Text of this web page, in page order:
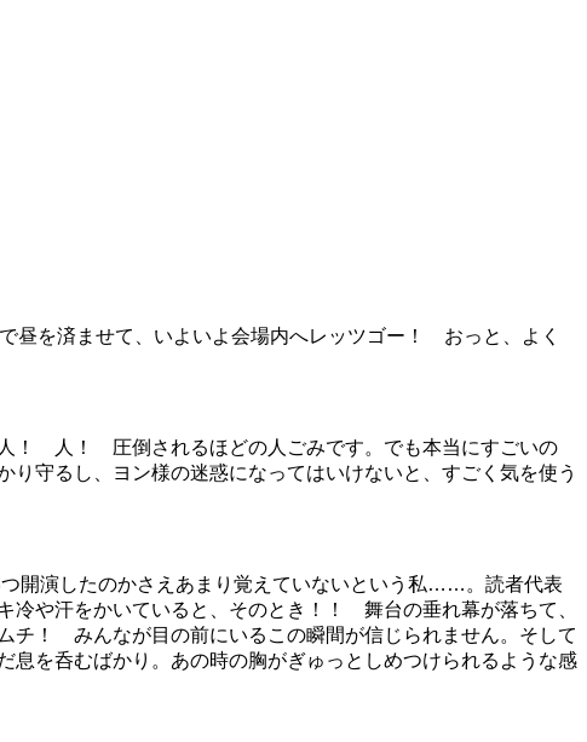
昼を済ませて、いよいよ会場内へレッツゴー！ おっと、よく
！ 人！ 圧倒されるほどの人ごみです。でも本当にすごいの
守るし、ヨン様の迷惑になってはいけないと、すごく気を使う
開演したのかさえあまり覚えていないという私……。読者代表
や汗をかいていると、そのとき！！ 舞台の垂れ幕が落ちて、
チ！ みんなが目の前にいるこの瞬間が信じられません。そして
を呑むばかり。あの時の胸がぎゅっとしめつけられるような感